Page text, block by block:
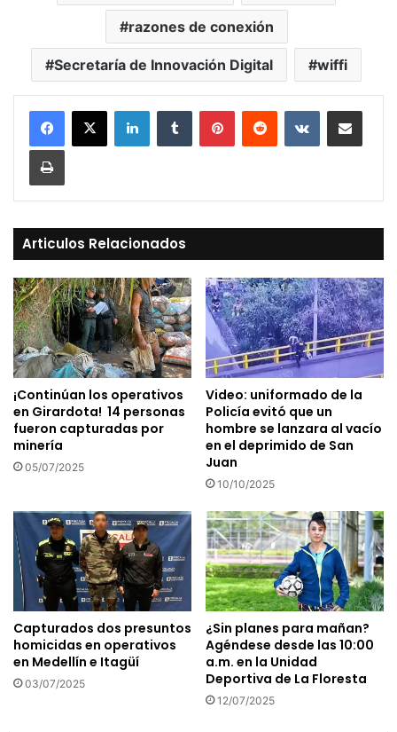
razones de conexión
Secretaría de Innovación Digital wiffi
LinkedInTumblr PinterestReddit VKontakteCompartir vía Mail
Print
Articulos Relacionados
¡Continúan los operativos
en Girardota! 14 personas
fueron capturadas por
minería
05/07/2025
Video: uniformado de la
Policía evitó que un
hombre se lanzara al vacío
en el deprimido de San
Juan
10/10/2025
Capturados dos presuntos
homicidas en operativos
en Medellín e Itagüí
03/07/2025
¿Sin planes para mañan?
Agéndese desde las 10:00
a.m. en la Unidad
Deportiva de La Floresta
12/07/2025